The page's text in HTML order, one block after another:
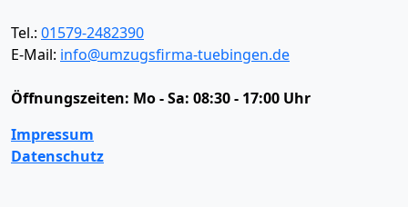
Tel.: 01579-2482390
E-Mail: info@umzugsfirma-tuebingen.de
Öffnungszeiten: Mo - Sa: 08:30 - 17:00 Uhr
Impressum
Datenschutz